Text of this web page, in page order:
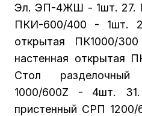
Эл. ЭП-4ЖШ - 1шт. 27.
ПКИ-600/400 - 1шт.
открытая ПК1000/
настенная открытая
Стол
1000/600Z - 4шт.
пристенный СРП